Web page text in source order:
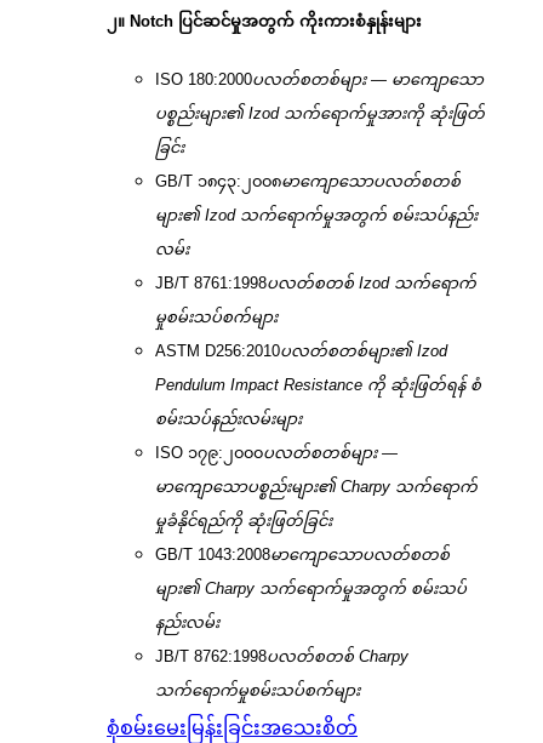
၂။ Notch ပြင်ဆင်မှုအတွက် ကိုးကားစံနှုန်းများ
ISO 180:2000ပလတ်စတစ်များ — မာကျောသော
ပစ္စည်းများ၏ Izod သက်ရောက်မှုအားကို ဆုံးဖြတ်
ခြင်း
GB/T ၁၈၄၃:၂၀၀၈မာကျောသောပလတ်စတစ်
များ၏ Izod သက်ရောက်မှုအတွက် စမ်းသပ်နည်း
လမ်း
JB/T 8761:1998ပလတ်စတစ် Izod သက်ရောက်
မှုစမ်းသပ်စက်များ
ASTM D256:2010ပလတ်စတစ်များ၏ Izod
Pendulum Impact Resistance ကို ဆုံးဖြတ်ရန် စံ
စမ်းသပ်နည်းလမ်းများ
ISO ၁၇၉:၂၀၀၀ပလတ်စတစ်များ —
မာကျောသောပစ္စည်းများ၏ Charpy သက်ရောက်
မှုခံနိုင်ရည်ကို ဆုံးဖြတ်ခြင်း
GB/T 1043:2008မာကျောသောပလတ်စတစ်
များ၏ Charpy သက်ရောက်မှုအတွက် စမ်းသပ်
နည်းလမ်း
JB/T 8762:1998ပလတ်စတစ် Charpy
သက်ရောက်မှုစမ်းသပ်စက်များ
စုံစမ်းမေးမြန်းခြင်းအသေးစိတ်